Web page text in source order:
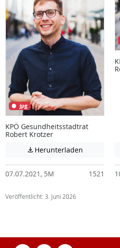
jpg
KPÖ Gesundheitsstadtrat
Robert Krotzer
 Herunterladen Achtung:
07.07.2021, 5M 1521
Veröffentlicht: 3. Juni 2026